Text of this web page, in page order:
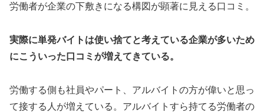
労働者が企業の下敷きになる構図が顕著に見える口コミ。
実際に単発バイトは使い捨てと考えている企業が多いため
にこういった口コミが増えてきている。
労働する側も社員やパート、アルバイトの方が偉いと思っ
て接する人が増えている。アルバイトすら持てる労働者の